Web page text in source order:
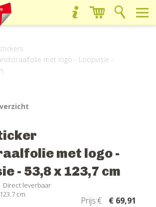
met logo - Loopvisie -
met logo -
- 53,8 x 123,7 cm
Direct leverbaar
cm
Prijs:€ € 69,91